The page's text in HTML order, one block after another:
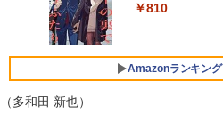
ン・ジャパ
￥3,480
￥810
Amazonランキン
（多和田 新也）